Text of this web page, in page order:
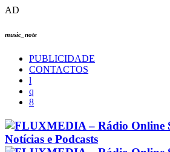
AD
music_note
PUBLICIDADE
CONTACTOS